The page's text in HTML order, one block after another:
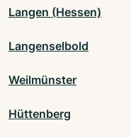
Langen (Hessen)
Langenselbold
Weilmünster
Hüttenberg